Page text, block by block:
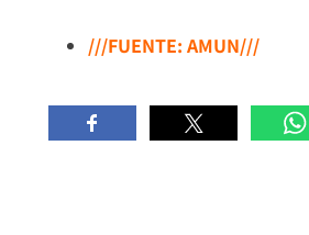
///FUENTE: AMUN///